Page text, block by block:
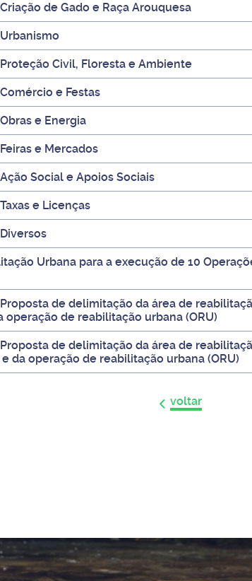
de Gado e Raça Arouquesa
Civil, Floresta e Ambiente
e Festas
e Energia
e Mercados
Social e Apoios Sociais
e Licenças
Urbana para a execução de 10
de delimitação da área de
operação de reabilitação urbana (ORU)
de delimitação da área de
da operação de reabilitação urbana (ORU)
voltar